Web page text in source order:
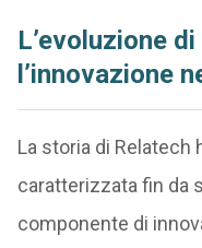
L’evoluzione
l’innovazione
La storia di Relatech
caratterizzata fin da
componente di